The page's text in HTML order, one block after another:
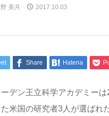
美月 2017.10.03
Share Hatena
ーデン王立科学アカデミー
米国の研究者3人が選ばれた